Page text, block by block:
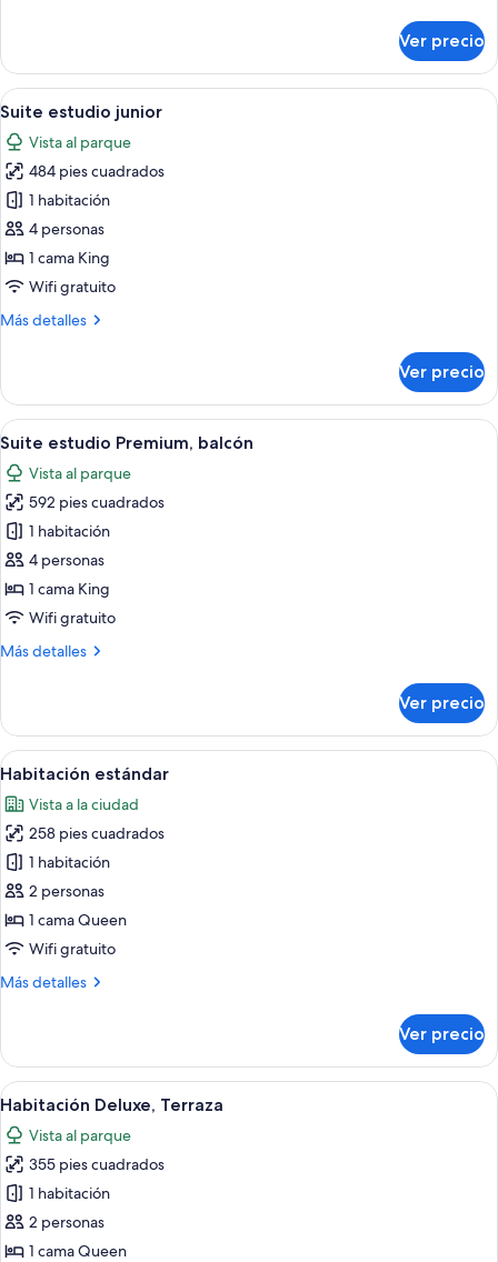
ejecutiva
Ver precio
Abrir
todas
las
fotos
de
Suite
estudio
junior
Habitación de hotel moderna con
11
Suite estudio junior
Vista al parque
484 pies cuadrados
1 habitación
4 personas
1 cama King
Wifi gratuito
Más detalles
Más
estudio
junior
Ver precio
Abrir
todas
las
fotos
de
Suite
estudio
Premium,
balcón
Televisión de pantalla plana de 43
13
Suite estudio Premium, balcón
Vista al parque
592 pies cuadrados
1 habitación
4 personas
1 cama King
Wifi gratuito
Más detalles
Más
estudio
Premium,
balcón
Ver precio
Abrir
todas
las
fotos
de
Habitación
estándar
Una cama moderna con estructura
7
Habitación estándar
Vista a la ciudad
258 pies cuadrados
1 habitación
2 personas
1 cama Queen
Wifi gratuito
Más detalles
Más
estándar
Ver precio
Abrir
todas
las
fotos
de
Habitación
Deluxe,
Una cama moderna con estructura
11
Habitación Deluxe, Terraza
Vista al parque
355 pies cuadrados
1 habitación
2 personas
1 cama Queen